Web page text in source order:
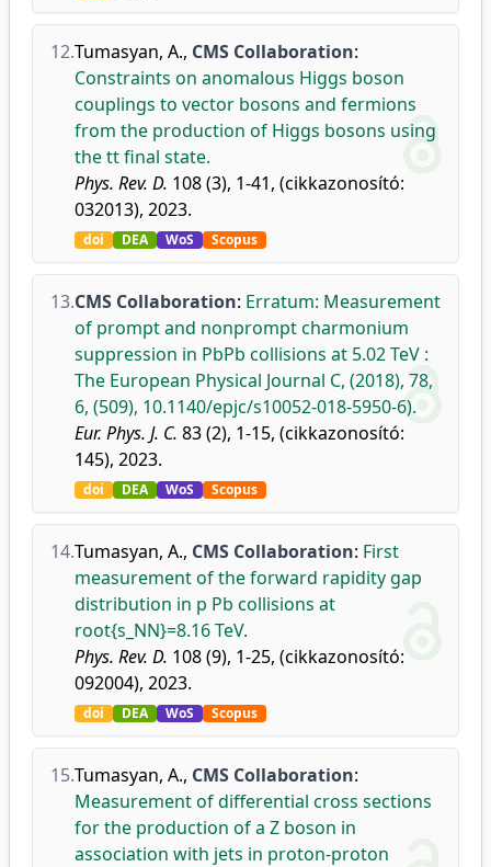
12.Tumasyan, A., CMS Collaboration:
Constraints on anomalous Higgs boson
couplings to vector bosons and fermions
from the production of Higgs bosons using
the tt final state.
Phys. Rev. D. 108 (3), 1-41, (cikkazonosító:
032013), 2023.
doi DEA WoS Scopus
13.CMS Collaboration: Erratum: Measurement
of prompt and nonprompt charmonium
suppression in PbPb collisions at 5.02 TeV :
The European Physical Journal C, (2018), 78,
6, (509), 10.1140/epjc/s10052-018-5950-6).
Eur. Phys. J. C. 83 (2), 1-15, (cikkazonosító:
145), 2023.
doi DEA WoS Scopus
14.Tumasyan, A., CMS Collaboration: First
measurement of the forward rapidity gap
distribution in p Pb collisions at
root{s_NN}=8.16 TeV.
Phys. Rev. D. 108 (9), 1-25, (cikkazonosító:
092004), 2023.
doi DEA WoS Scopus
15.Tumasyan, A., CMS Collaboration:
Measurement of differential cross sections
for the production of a Z boson in
association with jets in proton-proton